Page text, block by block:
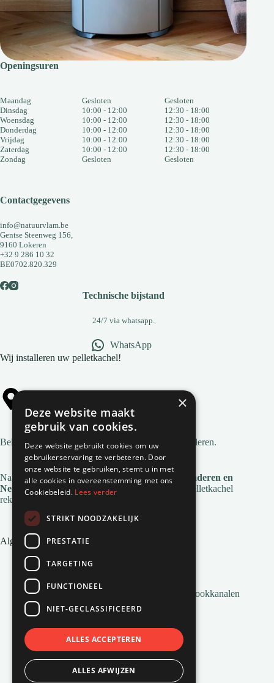
Openingsuren
Maandag
Dinsdag
Woensdag
Donderdag
Vrijdag
Zaterdag
Zondag
Gesloten
10:00 - 12:00
10:00 - 12:00
10:00 - 12:00
10:00 - 12:00
10:00 - 12:00
Gesloten
Gesloten
12:30 - 18:00
12:30 - 18:00
12:30 - 18:00
12:30 - 18:00
12:30 - 18:00
Gesloten
Contactgegevens
info@natuurvlam.be
Gentse Steenweg 156,
9160 Lokeren
+32 9 286 10 32
BE0702.820.329
Technische bijstand
24/7 via whatsapp.
WhatsApp
Wij installeren uw pelletkachel!
Alle gemeentes
Bekijkalle gemeentes waar wij pelletkachels installeren.
Naast deze regio's zijn we ook actief inheel Vlaanderen en
Nederland . Voor de installatie en service van je pelletkachel
reken je op Natuurvlam!
Algemene links
Pelletkachel zonder afvoer
Inbouw pelletkachels
Installatie en montage
Alles wat je moet weten over Pelletkachel Rookkanalen
Pellets bestellen
Veelgestelde vragen
Pelletkachels van Natuurvlam
Pellets voor pelletkachels
Airco’s van Natuurvlam
Het ontstaan van pelletkachels
×
Deze website maakt
gebruik van cookies.
Deze website gebruikt cookies om uw
gebruikerservaring te verbeteren. Door
onze website te gebruiken, stemt u in met
alle cookies in overeenstemming met ons
Cookiebeleid. Lees verder
STRIKT NOODZAKELIJK
PRESTATIE
TARGETING
FUNCTIONEEL
NIET-GECLASSIFICEERD
ALLES ACCEPTEREN
ALLES AFWIJZEN